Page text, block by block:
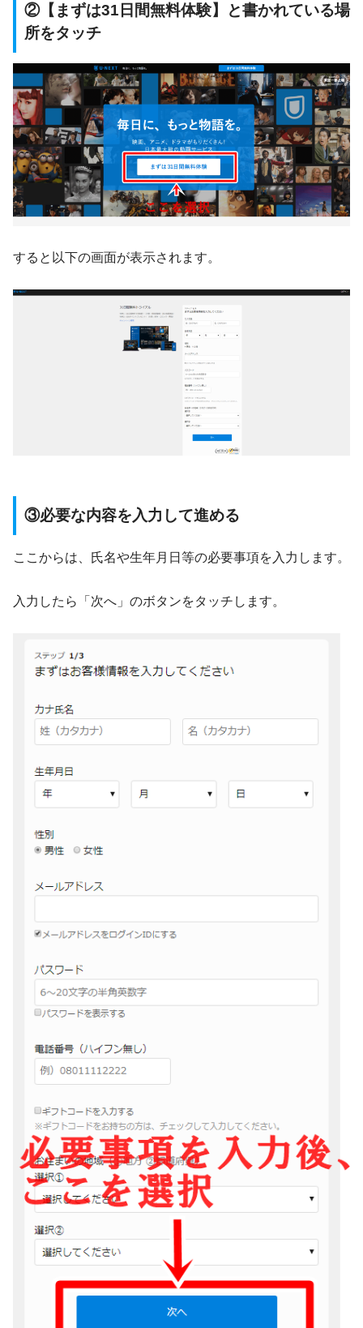
②【まずは31日間無料体験】と書かれている場
所をタッチ
すると以下の画面が表示されます。
③必要な内容を入力して進める
ここからは、氏名や生年月日等の必要事項を入力します。
入力したら「次へ」のボタンをタッチします。